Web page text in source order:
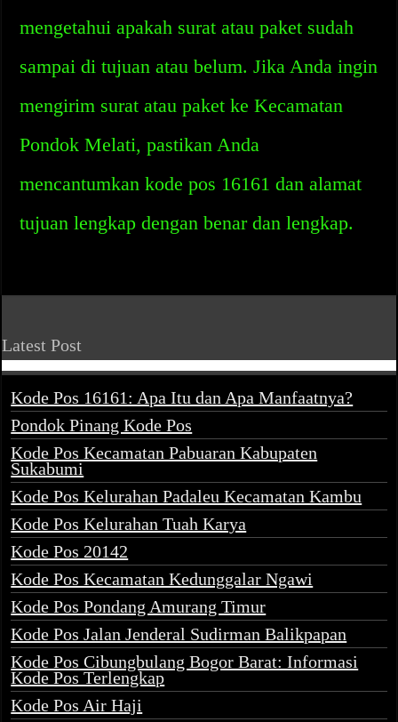
mengetahui apakah surat atau paket sudah
sampai di tujuan atau belum. Jika Anda ingin
mengirim surat atau paket ke Kecamatan
Pondok Melati, pastikan Anda
mencantumkan kode pos 16161 dan alamat
tujuan lengkap dengan benar dan lengkap.
Latest Post
Kode Pos 16161: Apa Itu dan Apa Manfaatnya?
Pondok Pinang Kode Pos
Kode Pos Kecamatan Pabuaran Kabupaten
Sukabumi
Kode Pos Kelurahan Padaleu Kecamatan Kambu
Kode Pos Kelurahan Tuah Karya
Kode Pos 20142
Kode Pos Kecamatan Kedunggalar Ngawi
Kode Pos Pondang Amurang Timur
Kode Pos Jalan Jenderal Sudirman Balikpapan
Kode Pos Cibungbulang Bogor Barat: Informasi
Kode Pos Terlengkap
Kode Pos Air Haji